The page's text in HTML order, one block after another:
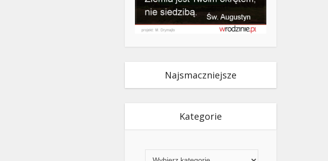
Najsmaczniejsze
Kategorie